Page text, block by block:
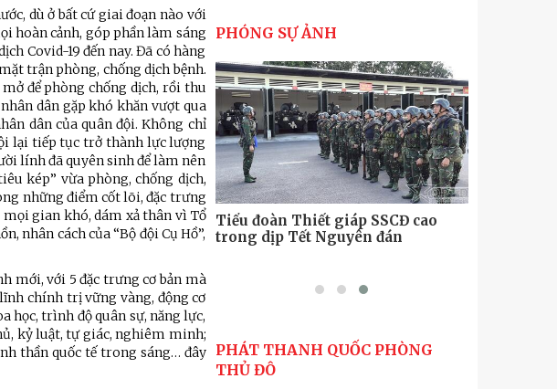
dù ở bất cứ giai đoạn nào với
hoàn cảnh, góp phần làm sáng
Covid-19 đến nay. Đã có hàng
trận phòng, chống dịch bệnh.
để phòng chống dịch, rồi thu
dân gặp khó khăn vượt qua
dân của quân đội. Không chỉ
lại tiếp tục trở thành lực lượng
lính đã quyên sinh để làm nên
kép” vừa phòng, chống dịch,
những điểm cốt lõi, đặc trưng
gian khó, dám xả thân vì Tổ
nhân cách của “Bộ đội Cụ Hồ”,
mới, với 5 đặc trưng cơ bản mà
chính trị vững vàng, động cơ
học, trình độ quân sự, năng lực,
kỷ luật, tự giác, nghiêm minh;
thần quốc tế trong sáng… đây
vệ “vững mạnh, rộng khắp” ngay
Trung đoàn Pháo binh 452: Huấn
luyện giỏi nâng cao sức mạnh
chiến đấu
Tiểu đoàn Thiết giáp hoàn thành
tốt diễn tập chiến thuật có bắn đạn
thật
Nơi sinh viên rèn ý trí, luyện kỹ
năng
PHÓNG SỰ ẢNH
ra đảo tiền tiêu
Tiểu đoàn Thiết giáp SSCĐ cao
trong dịp Tết Nguyên đán
PHÁT THANH QUỐC PHÒNG
THỦ ĐÔ